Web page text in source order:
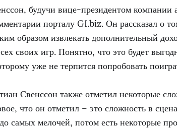
будучи вице-президентом компании
порталу GI.biz. Он рассказал о
образом извлекать дополнительный
своих игр. Понятно, что это будет
уже не терпится попробовать
Свенссон также отметил некоторые
что он отметил – это сложность в
самых мелочей, потом есть некоторые